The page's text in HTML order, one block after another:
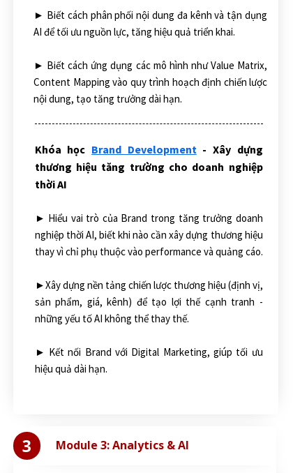
Khóa học Brand Development - Xây dựng
thương hiệu tăng trường cho doanh nghiệp
thời AI
► Hiểu vai trò của Brand trong tăng trưởng doanh
nghiệp thời AI, biết khi nào cần xây dựng thương hiệu
thay vì chỉ phụ thuộc vào performance và quảng cáo.
►Xây dựng nền tảng chiến lược thương hiệu (định vị,
sản phẩm, giá, kênh) để tạo lợi thế cạnh tranh -
những yếu tố AI không thể thay thế.
► Kết nối Brand với Digital Marketing, giúp tối ưu
hiệu quả dài hạn.
► Biết cách phân phối nội dung đa kênh và tận dụng
AI để tối ưu nguồn lực, tăng hiệu quả triển khai.
► Biết cách ứng dụng các mô hình như Value Matrix,
Content Mapping vào quy trình hoạch định chiến lược
nội dung, tạo tăng trưởng dài hạn.
Module 3: Analytics & AI
3